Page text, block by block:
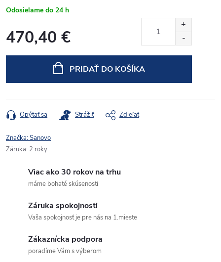
Odosielame do 24 h
470,40 €
PRIDAŤ DO KOŠÍKA
Opýtať sa Strážiť Zdieľať
Značka:Sanovo
Záruka: 2 roky
Viac ako 30 rokov na trhu
máme bohaté skúsenosti
Záruka spokojnosti
Vaša spokojnosť je pre nás na 1.mieste
Zákaznícka podpora
poradíme Vám s výberom